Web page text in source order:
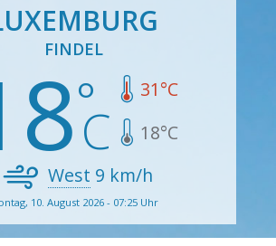
FINDEL
31°C
18°C
West 9 km/h
10. August 2026 - 07:25 Uhr